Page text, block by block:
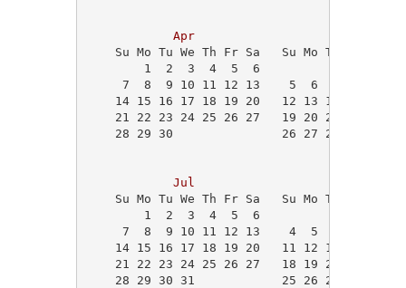
Apr
Su Mo Tu We Th Fr Sa   Su Mo Tu We Th
1  2  3  4  5  6             1  2
7  8  9 10 11 12 13    5  6  7  8  9
14 15 16 17 18 19 20   12 13 14 15 16
21 22 23 24 25 26 27   19 20 21 22 23
28 29 30               26 27 28 29 30
Jul
Su Mo Tu We Th Fr Sa   Su Mo Tu We Th
1  2  3  4  5  6                1
7  8  9 10 11 12 13    4  5  6  7  8
14 15 16 17 18 19 20   11 12 13 14 15
21 22 23 24 25 26 27   18 19 20 21 22
28 29 30 31            25 26